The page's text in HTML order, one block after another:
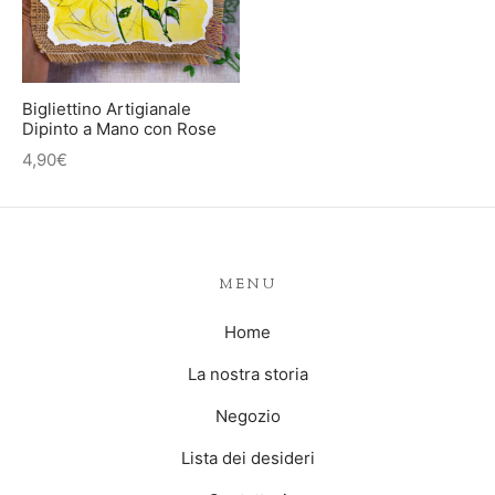
Bigliettino Artigianale
Dipinto a Mano con Rose
4,90€
MENU
Home
La nostra storia
Negozio
Lista dei desideri